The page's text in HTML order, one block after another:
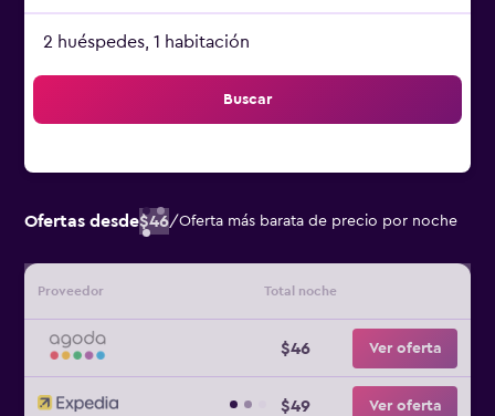
2 huéspedes, 1 habitación
Buscar
Ofertas desde$46/Oferta más barata de precio por noche
Proveedor Total noche
$46 Ver oferta
$49 Ver oferta